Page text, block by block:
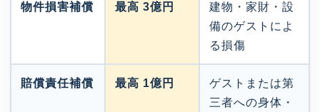
物件損害補償 最高 3億円
建物・家財・設
備のゲストによ
る損傷
賠償責任補償 最高 1億円
ゲストまたは第
三者への身体・